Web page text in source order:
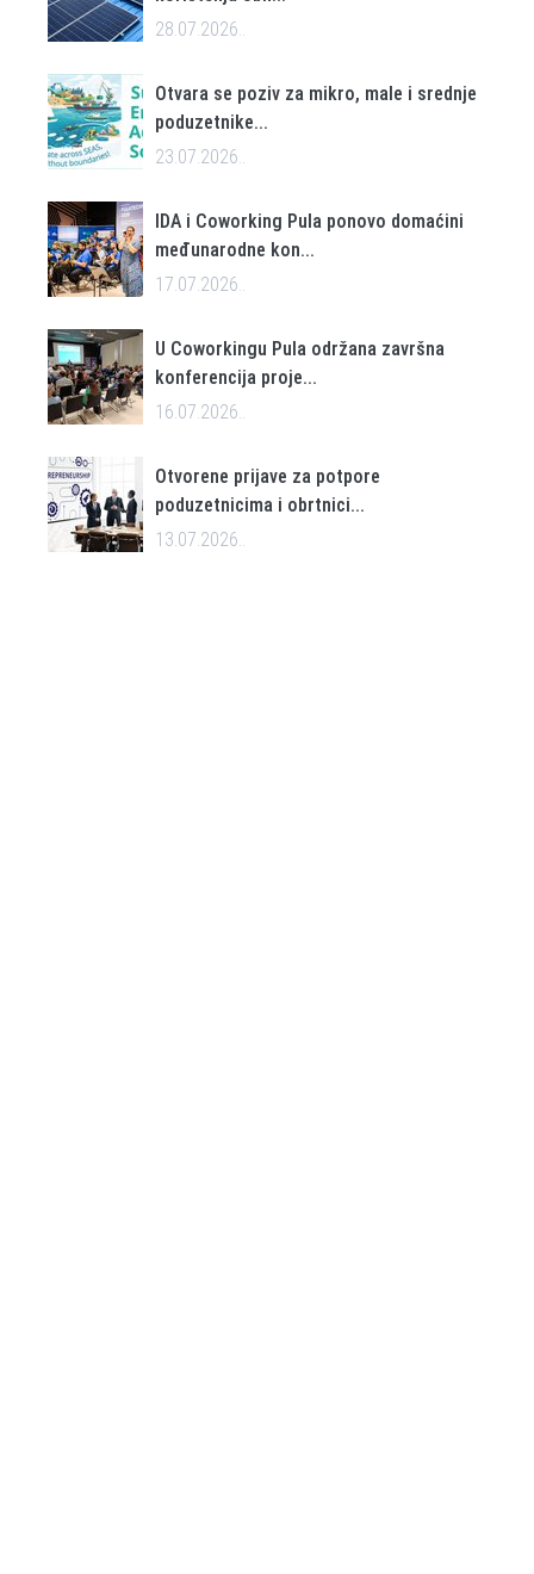
28.07.2026..
Otvara se poziv za mikro, male i srednje
poduzetnike...
23.07.2026..
IDA i Coworking Pula ponovo domaćini
međunarodne kon...
17.07.2026..
U Coworkingu Pula održana završna
konferencija proje...
16.07.2026..
Otvorene prijave za potpore
poduzetnicima i obrtnici...
13.07.2026..